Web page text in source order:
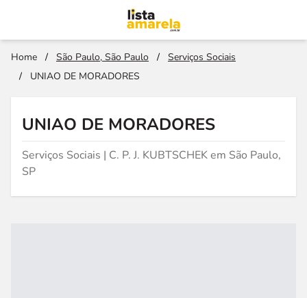
Home / São Paulo, São Paulo /
Serviços Sociais
/
UNIAO DE MORADORES
UNIAO DE MORADORES
Serviços Sociais | C. P. J. KUBTSCHEK em São Paulo,
SP